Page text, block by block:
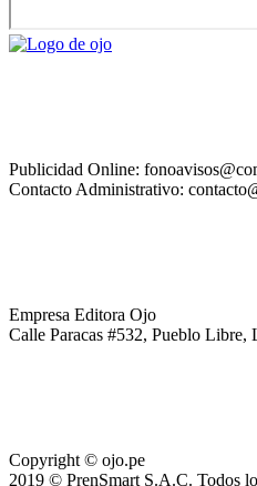
Publicidad Online:
Contacto Administrativo:
Empresa Editora Ojo
Calle Paracas #532, Pueblo Libre,
Copyright © ojo.pe
2019 © PrenSmart S.A.C. Todos